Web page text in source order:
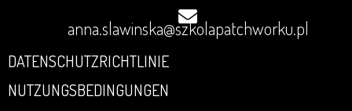
anna.slawinska@szkolapatchworku.pl
DATENSCHUTZRICHTLINIE
NUTZUNGSBEDINGUNGEN